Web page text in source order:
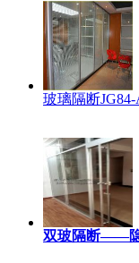
玻璃隔断JG84-
双玻隔断——